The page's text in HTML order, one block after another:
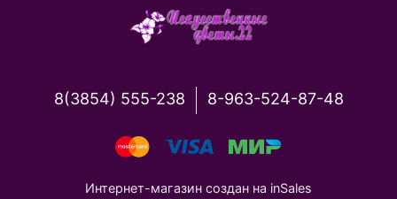
8(3854) 555-238 8-963-524-87-48
Интернет-магазин создан на inSales